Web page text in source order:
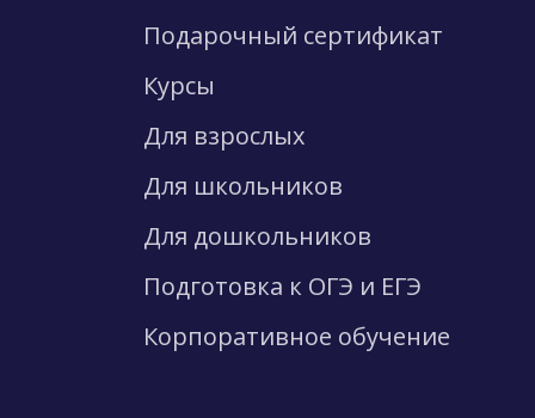
Подарочный сертификат
Курсы
Для взрослых
Для школьников
Для дошкольников
Подготовка к ОГЭ и ЕГЭ
Корпоративное обучение